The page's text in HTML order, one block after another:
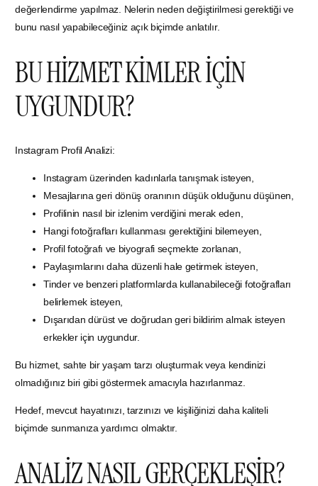
değerlendirme yapılmaz. Nelerin neden değiştirilmesi gerektiği ve
bunu nasıl yapabileceğiniz açık biçimde anlatılır.
BU HİZMET KİMLER İÇİN
UYGUNDUR?
Instagram Profil Analizi:
Instagram üzerinden kadınlarla tanışmak isteyen,
Mesajlarına geri dönüş oranının düşük olduğunu düşünen,
Profilinin nasıl bir izlenim verdiğini merak eden,
Hangi fotoğrafları kullanması gerektiğini bilemeyen,
Profil fotoğrafı ve biyografi seçmekte zorlanan,
Paylaşımlarını daha düzenli hale getirmek isteyen,
Tinder ve benzeri platformlarda kullanabileceği fotoğrafları
belirlemek isteyen,
Dışarıdan dürüst ve doğrudan geri bildirim almak isteyen
erkekler için uygundur.
Bu hizmet, sahte bir yaşam tarzı oluşturmak veya kendinizi
olmadığınız biri gibi göstermek amacıyla hazırlanmaz.
Hedef, mevcut hayatınızı, tarzınızı ve kişiliğinizi daha kaliteli
biçimde sunmanıza yardımcı olmaktır.
ANALİZ NASIL GERÇEKLEŞİR?